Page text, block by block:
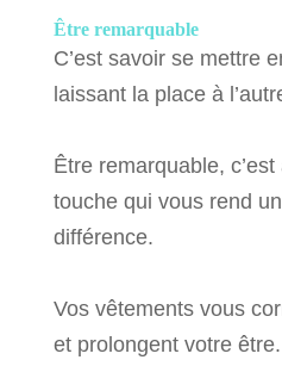
Être remarquable
C’est savoir se mettre
laissant la place à
Être remarquable,
touche qui vous rend
différence.
Vos vêtements vous
et prolongent votre être.